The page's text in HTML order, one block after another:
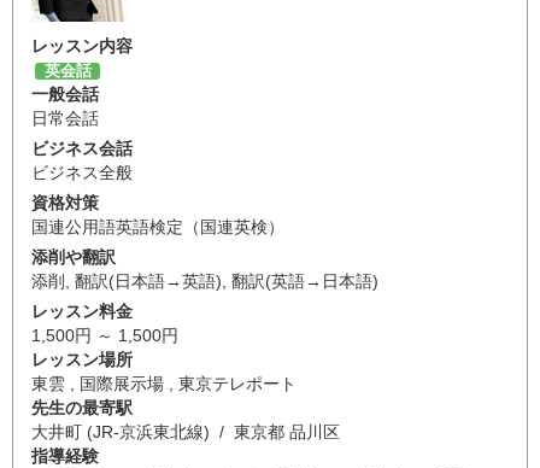
レッスン内容
英会話
一般会話
日常会話
ビジネス会話
ビジネス全般
資格対策
国連公用語英語検定（国連英検）
添削や翻訳
添削
翻訳(日本語→英語) 翻訳(英語→日本語)
レッスン料金
1,500円 ～ 1,500円
レッスン場所
東雲 , 国際展示場 , 東京テレポート
先生の最寄駅
大井町 (JR-京浜東北線) / 東京都 品川区
指導経験